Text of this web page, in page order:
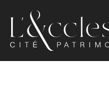
Ecclesia